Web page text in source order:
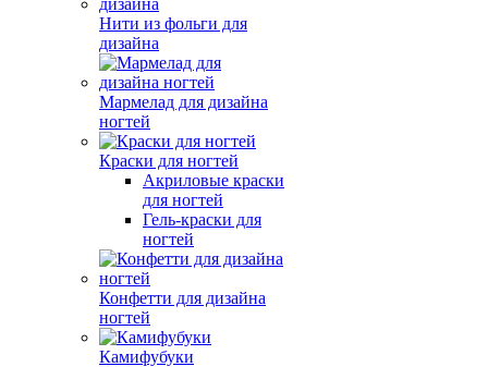
Нити из фольги для
дизайна
Мармелад для дизайна
ногтей
Краски для ногтей
Акриловые краски
для ногтей
Гель-краски для
ногтей
Конфетти для дизайна
ногтей
Камифубуки